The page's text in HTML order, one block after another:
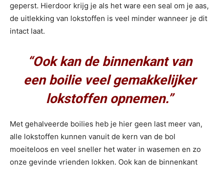
geperst. Hierdoor krijg je als het ware een seal om je aas,
de uitlekking van lokstoffen is veel minder wanneer je dit
intact laat.
“Ook kan de binnenkant van
een boilie veel gemakkelijker
lokstoffen opnemen.”
Met gehalveerde boilies heb je hier geen last meer van,
alle lokstoffen kunnen vanuit de kern van de bol
moeiteloos en veel sneller het water in wasemen en zo
onze gevinde vrienden lokken. Ook kan de binnenkant